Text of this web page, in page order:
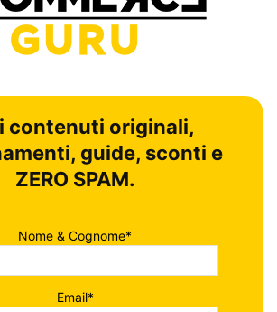
contenuti originali,
guide, sconti e
ZERO SPAM.
Nome & Cognome*
Email*